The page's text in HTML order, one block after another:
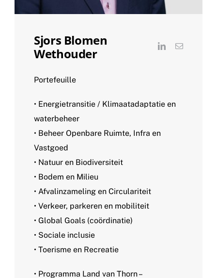
Sjors Blomen
Wethouder
Portefeuille
• Energietransitie / Klimaatadaptatie en
waterbeheer
• Beheer Openbare Ruimte, Infra en
Vastgoed
• Natuur en Biodiversiteit
• Bodem en Milieu
• Afvalinzameling en Circulariteit
• Verkeer, parkeren en mobiliteit
• Global Goals (coördinatie)
• Sociale inclusie
• Toerisme en Recreatie
• Programma Land van Thorn –